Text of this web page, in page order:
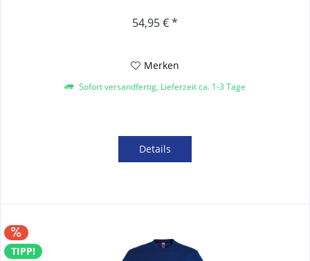
54,95 € *
Merken
Sofort versandfertig, Lieferzeit ca. 1-3 Tage
Details
TIPP!